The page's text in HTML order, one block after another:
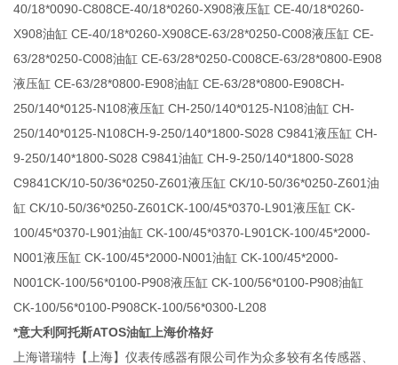
40/18*0090-C808CE-40/18*0260-X908液压缸 CE-40/18*0260-
X908油缸 CE-40/18*0260-X908CE-63/28*0250-C008液压缸 CE-
63/28*0250-C008油缸 CE-63/28*0250-C008CE-63/28*0800-E908
液压缸 CE-63/28*0800-E908油缸 CE-63/28*0800-E908CH-
250/140*0125-N108液压缸 CH-250/140*0125-N108油缸 CH-
250/140*0125-N108CH-9-250/140*1800-S028 C9841液压缸 CH-
9-250/140*1800-S028 C9841油缸 CH-9-250/140*1800-S028
C9841CK/10-50/36*0250-Z601液压缸 CK/10-50/36*0250-Z601油
缸 CK/10-50/36*0250-Z601CK-100/45*0370-L901液压缸 CK-
100/45*0370-L901油缸 CK-100/45*0370-L901CK-100/45*2000-
N001液压缸 CK-100/45*2000-N001油缸 CK-100/45*2000-
N001CK-100/56*0100-P908液压缸 CK-100/56*0100-P908油缸
CK-100/56*0100-P908CK-100/56*0300-L208
*意大利阿托斯ATOS油缸上海价格好
上海谱瑞特【上海】仪表传感器有限公司作为众多较有名传感器、